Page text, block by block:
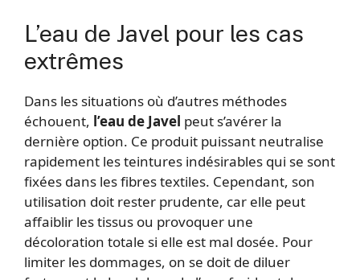
L’eau de Javel pour les cas
extrêmes
Dans les situations où d’autres méthodes
échouent, l’eau de Javel peut s’avérer la
dernière option. Ce produit puissant neutralise
rapidement les teintures indésirables qui se sont
fixées dans les fibres textiles. Cependant, son
utilisation doit rester prudente, car elle peut
affaiblir les tissus ou provoquer une
décoloration totale si elle est mal dosée. Pour
limiter les dommages, on se doit de diluer